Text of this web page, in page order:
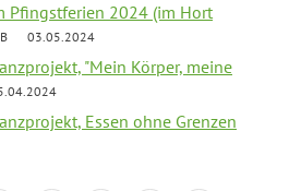
Pfingstferien 2024 (im Hort
03.05.2024
"Mein Körper, meine
Essen ohne Grenzen